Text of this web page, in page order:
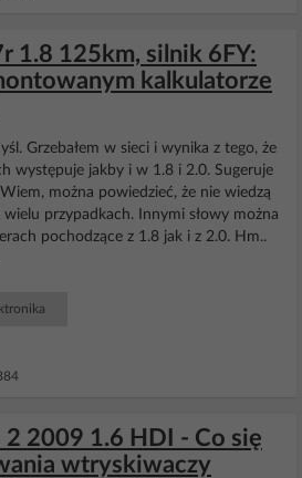
1.8 125km, silnik 6FY:
kalkulatorze
Grzebałem w sieci i wynika z tego, że
występuje jakby i w 1.8 i 2.0. Sugeruje
można powiedzieć, że nie wiedzą
przypadkach. Innymi słowy można
pochodzące z 1.8 jak i z 2.0. Hm..
2009 1.6 HDI - Co się
wtryskiwaczy